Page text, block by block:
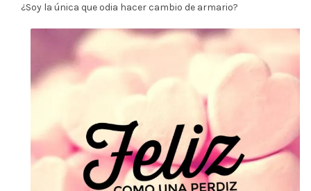
¿Soy la única que odia hacer cambio de armario?